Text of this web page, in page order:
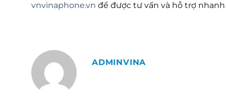
vnvinaphone.vn để được tư vấn và hỗ trợ
ADMINVINA